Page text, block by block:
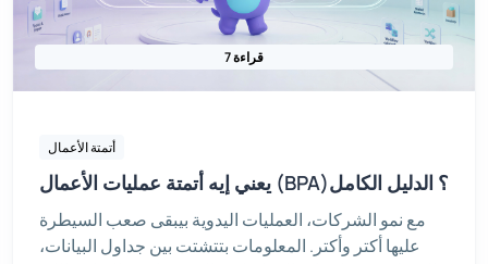
7 قراءة
أتمتة الأعمال
يعني إيه أتمتة عمليات الأعمال (BPA)؟ الدليل الكامل
مع نمو الشركات، العمليات اليدوية بيبقى صعب السيطرة
عليها أكتر وأكتر. المعلومات بتتشتت بين جداول البيانات،